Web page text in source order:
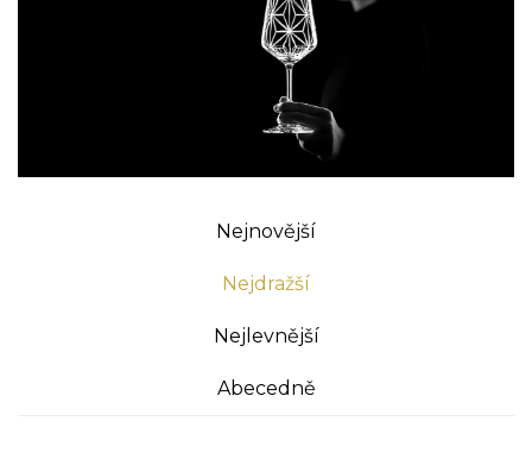
Nejnovější
Nejdražší
Nejlevnější
Abecedně